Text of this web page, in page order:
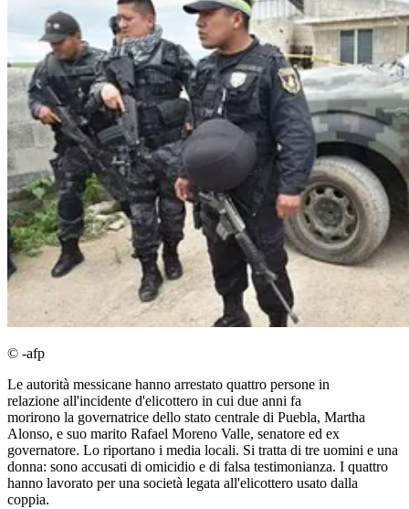
© -afp
Le autorità messicane hanno arrestato quattro persone in
relazione all'incidente d'elicottero in cui due anni fa
morirono la governatrice dello stato centrale di Puebla, Martha
Alonso, e suo marito Rafael Moreno Valle, senatore ed ex
governatore. Lo riportano i media locali. Si tratta di tre uomini e una
donna: sono accusati di omicidio e di falsa testimonianza. I quattro
hanno lavorato per una società legata all'elicottero usato dalla
coppia.